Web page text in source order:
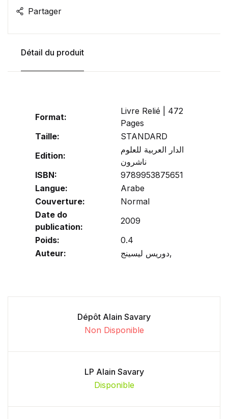
Partager
Détail du produit
Format:
Livre Relié | 472
Pages
Taille:
STANDARD
Edition:
الدار العربية للعلوم
ناشرون
ISBN:
9789953875651
Langue:
Arabe
Couverture:
Normal
Date do
publication:
2009
Poids:
0.4
Auteur:
دوريس ليسينج,
Dépôt Alain Savary
Non Disponible
LP Alain Savary
Disponible